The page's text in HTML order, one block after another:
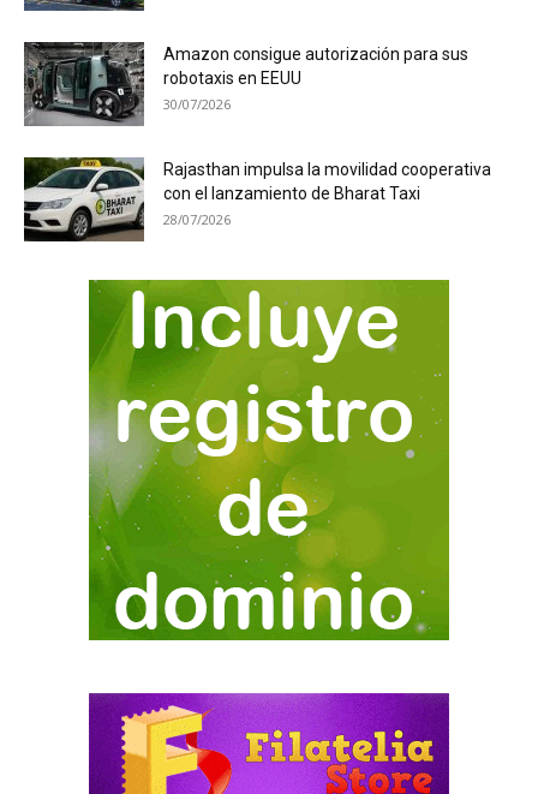
Amazon consigue autorización para sus
robotaxis en EEUU
30/07/2026
Rajasthan impulsa la movilidad cooperativa
con el lanzamiento de Bharat Taxi
28/07/2026